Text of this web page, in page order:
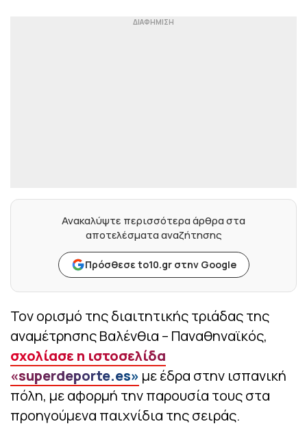
Ανακαλύψτε περισσότερα άρθρα στα
αποτελέσματα αναζήτησης
Πρόσθεσε to10.gr στην Google
Τον ορισμό της διαιτητικής τριάδας της
αναμέτρησης Βαλένθια – Παναθηναϊκός,
σχολίασε η ιστοσελίδα
«superdeporte.es» με έδρα στην ισπανική
πόλη, με αφορμή την παρουσία τους στα
προηγούμενα παιχνίδια της σειράς.